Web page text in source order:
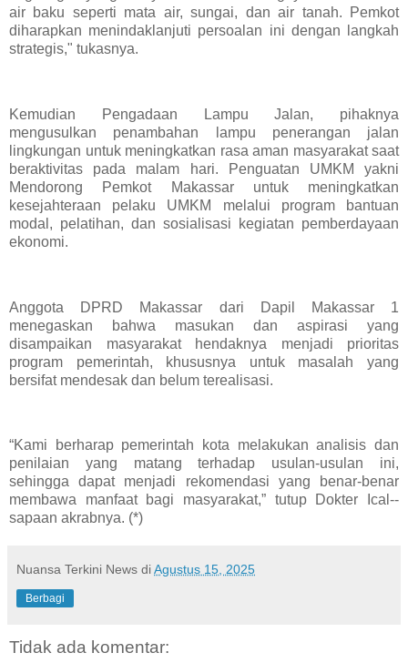
air baku seperti mata air, sungai, dan air tanah. Pemkot
diharapkan menindaklanjuti persoalan ini dengan langkah
strategis," tukasnya.
Kemudian Pengadaan Lampu Jalan, pihaknya
mengusulkan penambahan lampu penerangan jalan
lingkungan untuk meningkatkan rasa aman masyarakat saat
beraktivitas pada malam hari. Penguatan UMKM yakni
Mendorong Pemkot Makassar untuk meningkatkan
kesejahteraan pelaku UMKM melalui program bantuan
modal, pelatihan, dan sosialisasi kegiatan pemberdayaan
ekonomi.
Anggota DPRD Makassar dari Dapil Makassar 1
menegaskan bahwa masukan dan aspirasi yang
disampaikan masyarakat hendaknya menjadi prioritas
program pemerintah, khususnya untuk masalah yang
bersifat mendesak dan belum terealisasi.
“Kami berharap pemerintah kota melakukan analisis dan
penilaian yang matang terhadap usulan-usulan ini,
sehingga dapat menjadi rekomendasi yang benar-benar
membawa manfaat bagi masyarakat,” tutup Dokter Ical--
sapaan akrabnya. (*)
Nuansa Terkini News diAgustus 15, 2025
Berbagi
Tidak ada komentar: